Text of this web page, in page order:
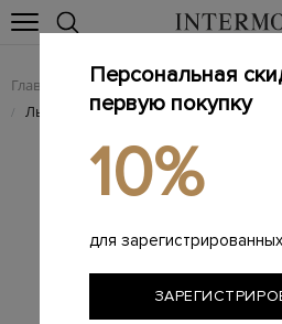
Главная Женщинам / Женская
/ Льняная блуза с рукавами-оборками
Персональная
первую покупку
10%
для